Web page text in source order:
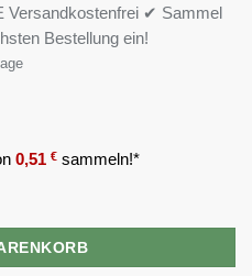
✔ Sammel
Bestellung ein!
0,51 € sammeln!*